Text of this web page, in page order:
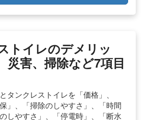
トイレのデメリッ
災害、掃除など7項目
タンクレストイレを「価格」、
」、「掃除のしやすさ」、「時間
しやすさ」、「停電時」、「断水